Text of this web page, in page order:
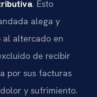
. Esto
alega y
al altercado en
de recibir
por sus facturas
y sufrimiento.